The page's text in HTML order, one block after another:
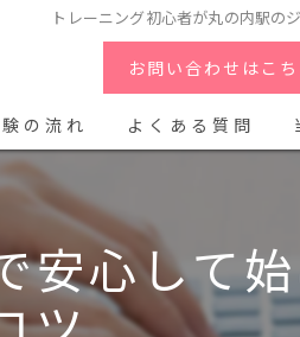
トレーニング初心者が丸の内駅の
お問い合わせはこち
の流れ よくある質問
安心して